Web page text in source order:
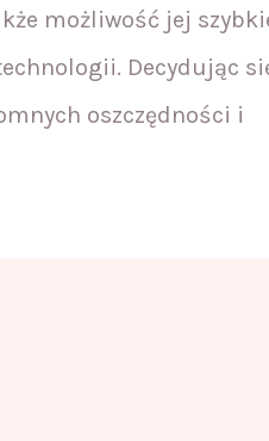
możliwość jej
Decydując
oszczędności i